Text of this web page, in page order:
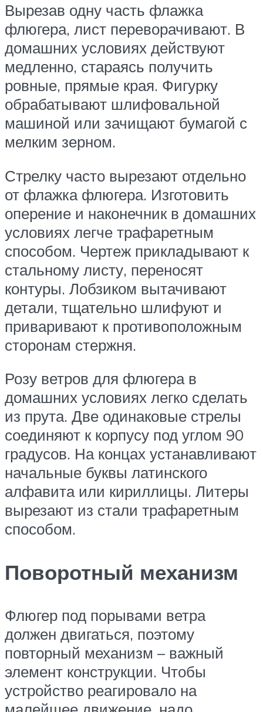
Вырезав одну часть флажка
флюгера, лист переворачивают. В
домашних условиях действуют
медленно, стараясь получить
ровные, прямые края. Фигурку
обрабатывают шлифовальной
машиной или зачищают бумагой с
мелким зерном.
Стрелку часто вырезают отдельно
от флажка флюгера. Изготовить
оперение и наконечник в домашних
условиях легче трафаретным
способом. Чертеж прикладывают к
стальному листу, переносят
контуры. Лобзиком вытачивают
детали, тщательно шлифуют и
приваривают к противоположным
сторонам стержня.
Розу ветров для флюгера в
домашних условиях легко сделать
из прута. Две одинаковые стрелы
соединяют к корпусу под углом 90
градусов. На концах устанавливают
начальные буквы латинского
алфавита или кириллицы. Литеры
вырезают из стали трафаретным
способом.
Поворотный механизм
Флюгер под порывами ветра
должен двигаться, поэтому
повторный механизм – важный
элемент конструкции. Чтобы
устройство реагировало на